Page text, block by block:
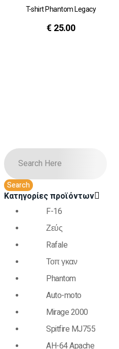
T-shirt Phantom Legacy
€ 25.00
Κατηγορίες προϊόντων
F-16
Ζεύς
Rafale
Τοπ γκαν
Phantom
Auto-moto
Mirage 2000
Spitfire MJ755
AH-64 Apache